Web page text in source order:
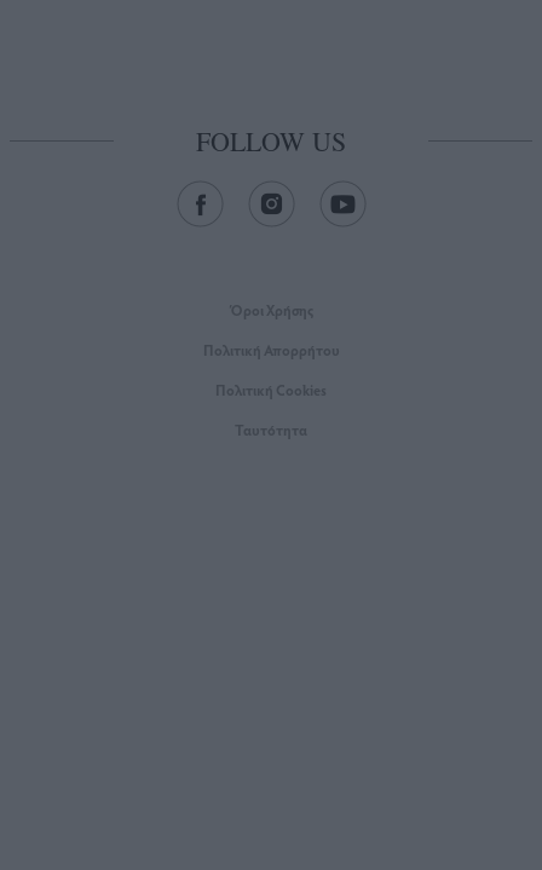
FOLLOW US
Όροι Xρήσης
Πολιτική Απορρήτου
Πολιτική Cookies
Ταυτότητα